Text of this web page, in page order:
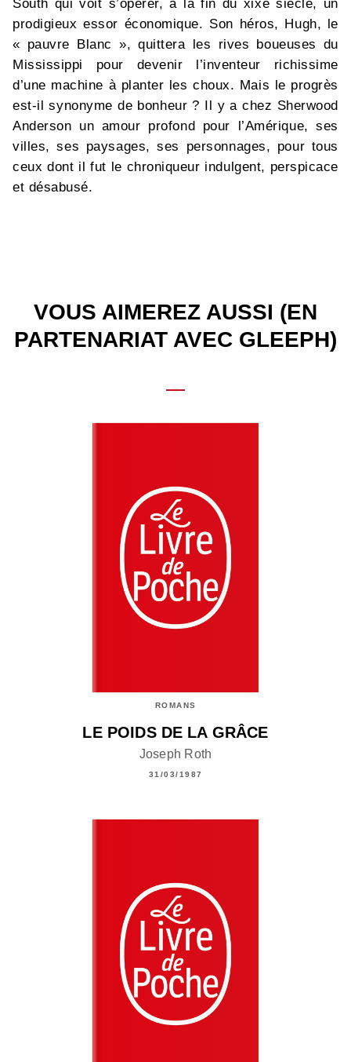
South qui voit s’opérer, à la fin du xixe siècle, un
prodigieux essor économique. Son héros, Hugh, le
« pauvre Blanc », quittera les rives boueuses du
Mississippi pour devenir l’inventeur richissime
d’une machine à planter les choux. Mais le progrès
est-il synonyme de bonheur ? Il y a chez Sherwood
Anderson un amour profond pour l’Amérique, ses
villes, ses paysages, ses personnages, pour tous
ceux dont il fut le chroniqueur indulgent, perspicace
et désabusé.
VOUS AIMEREZ AUSSI (EN
PARTENARIAT AVEC GLEEPH)
ROMANS
LE POIDS DE LA GRÂCE
Joseph Roth
31/03/1987